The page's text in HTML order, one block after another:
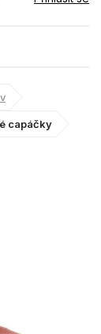
capáčky